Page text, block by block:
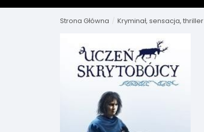
Strona Główna Kryminał, sensacja, thriller